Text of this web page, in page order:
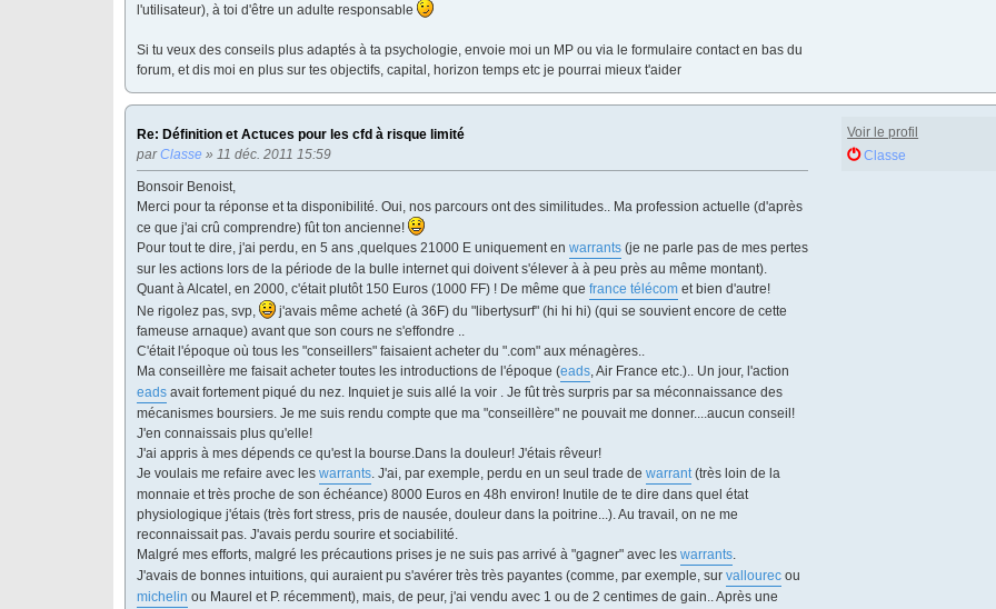
l'utilisateur), à toi d'être un adulte responsable
Si tu veux des conseils plus adaptés à ta psychologie, envoie moi un MP ou via le formulaire contact en bas du
forum, et dis moi en plus sur tes objectifs, capital, horizon temps etc je pourrai mieux t'aider
Re: Définition et Actuces pour les cfd à risque limité
parClasse » 11 déc. 2011 15:59
Bonsoir Benoist,
Merci pour ta réponse et ta disponibilité. Oui, nos parcours ont des similitudes.. Ma profession actuelle (d'après
ce que j'ai crû comprendre) fût ton ancienne!
Pour tout te dire, j'ai perdu, en 5 ans ,quelques 21000 E uniquement en warrants (je ne parle pas de mes pertes
sur les actions lors de la période de la bulle internet qui doivent s'élever à à peu près au même montant).
Quant à Alcatel, en 2000, c'était plutôt 150 Euros (1000 FF) ! De même que france télécom et bien d'autre!
Ne rigolez pas, svp,
j'avais même acheté (à 36F) du "libertysurf" (hi hi hi) (qui se souvient encore de cette
fameuse arnaque) avant que son cours ne s'effondre ..
C'était l'époque où tous les "conseillers" faisaient acheter du ".com" aux ménagères..
Ma conseillère me faisait acheter toutes les introductions de l'époque (eads, Air France etc.).. Un jour, l'action
eads avait fortement piqué du nez. Inquiet je suis allé la voir . Je fût très surpris par sa méconnaissance des
mécanismes boursiers. Je me suis rendu compte que ma "conseillère" ne pouvait me donner....aucun conseil!
J'en connaissais plus qu'elle!
J'ai appris à mes dépends ce qu'est la bourse.Dans la douleur! J'étais rêveur!
Je voulais me refaire avec les warrants. J'ai, par exemple, perdu en un seul trade de warrant(très loin de la
monnaie et très proche de son échéance) 8000 Euros en 48h environ! Inutile de te dire dans quel état
physiologique j'étais (très fort stress, pris de nausée, douleur dans la poitrine...). Au travail, on ne me
reconnaissait pas. J'avais perdu sourire et sociabilité.
Malgré mes efforts, malgré les précautions prises je ne suis pas arrivé à "gagner" avec les warrants.
J'avais de bonnes intuitions, qui auraient pu s'avérer très très payantes (comme, par exemple, sur vallourec ou
michelin ou Maurel et P. récemment), mais, de peur, j'ai vendu avec 1 ou de 2 centimes de gain.. Après une
Voir le profil
Classe